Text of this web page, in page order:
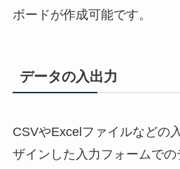
ボードが作成可能です。
データの入出力
CSVやExcelファイルなどの
ザインした入力フォームで